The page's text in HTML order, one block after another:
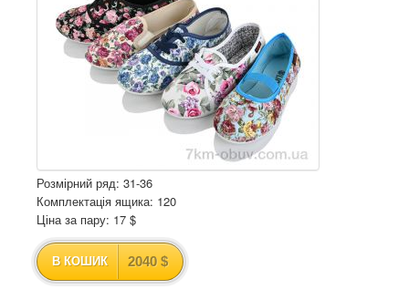
Розмірний ряд: 31-36
Комплектація ящика: 120
Ціна за пару: 17 $
В КОШИК 2040 $